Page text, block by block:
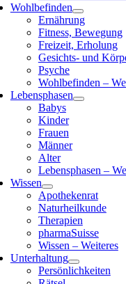
Wohlbefinden
Ernährung
Fitness, Bewegung
Freizeit, Erholung
Gesichts- und
Psyche
Wohlbefinden –
Lebensphasen
Babys
Kinder
Frauen
Männer
Alter
Lebensphasen –
Wissen
Apothekenrat
Naturheilkunde
Therapien
pharmaSuisse
Wissen – Weiteres
Unterhaltung
Persönlichkeiten